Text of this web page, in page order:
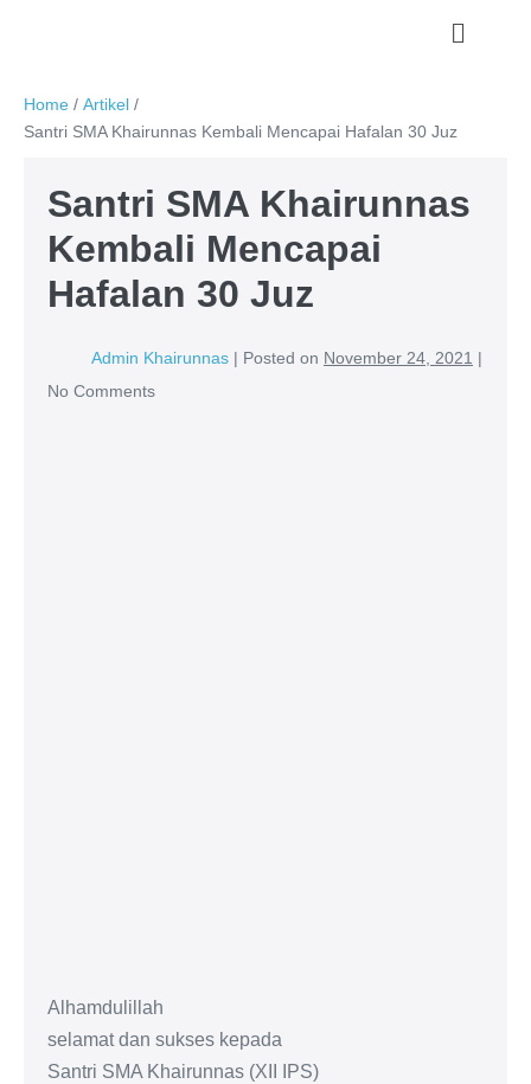
Home / Artikel /
Santri SMA Khairunnas Kembali Mencapai Hafalan 30 Juz
Santri SMA Khairunnas
Kembali Mencapai
Hafalan 30 Juz
Admin Khairunnas | Posted on November 24, 2021 |
No Comments
Alhamdulillah
selamat dan sukses kepada
Santri SMA Khairunnas (XII IPS)